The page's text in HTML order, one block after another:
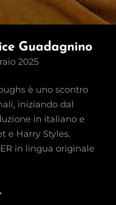
Guadagnino
2025
è uno scontro
iniziando dal
in italiano e
e Harry Styles.
in lingua originale
Queer